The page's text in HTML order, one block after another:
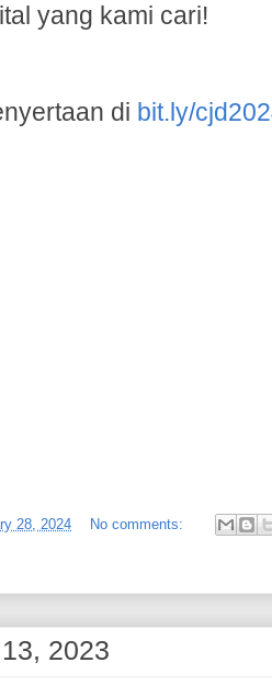
yang kami cari!
di bit.ly/
28, 2024 No comments:
2023